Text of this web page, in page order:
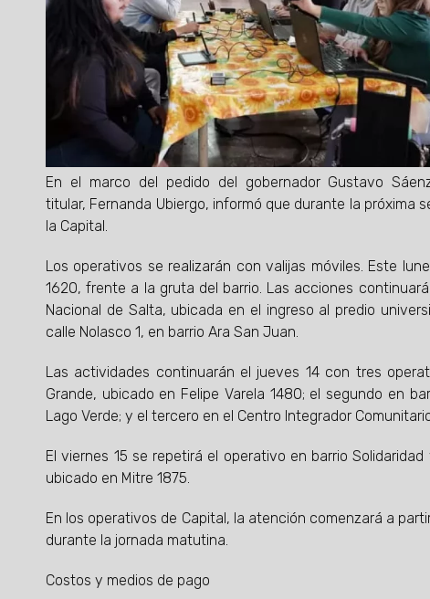
En el marco del pedido del gobernador Gustavo
titular, Fernanda Ubiergo, informó que durante la próxima
la Capital.
Los operativos se realizarán con valijas móviles. Este
1620, frente a la gruta del barrio. Las acciones
Nacional de Salta, ubicada en el ingreso al predio
calle Nolasco 1, en barrio Ara San Juan.
Las actividades continuarán el jueves 14 con tres
Grande, ubicado en Felipe Varela 1480; el segundo en
Lago Verde; y el tercero en el Centro Integrador
El viernes 15 se repetirá el operativo en barrio
ubicado en Mitre 1875.
En los operativos de Capital, la atención comenzará a
durante la jornada matutina.
Costos y medios de pago